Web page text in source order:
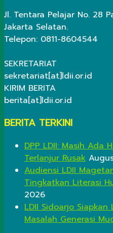
Jl. Tentara Pelajar No. 28
Jakarta Selatan.
Telepon: 0811-8604544
SEKRETARIAT
sekretariat[at]ldii.or.id
KIRIM BERITA
berita[at]ldii.or.id
BERITA TERKINI
DPP LDII: Masih Ada
Terlanjur Rusak
Audiensi LDII
Tingkatkan Literasi
2026
LDII Sidoarjo
Masalah Generasi